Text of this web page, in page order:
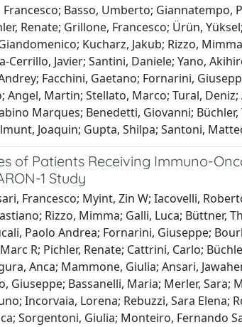
Basso, Umberto; Giannatempo,
Renate; Grillone, Francesco; Ürün,
Kucharz, Jakub; Rizzo,
Cerrillo, Javier; Santini, Daniele; Yano,
Facchini, Gaetano; Fornarini,
Angel, Martin; Stellato, Marco; Tural,
Marques; Benedetti, Giovanni;
Joaquin; Gupta, Shilpa; Santoni,
of Patients Receiving Immuno-
1 Study
Francesco; Myint, Zin W; Iacovelli,
Rizzo, Mimma; Galli, Luca; Büttner,
Paolo Andrea; Fornarini, Giuseppe;
R; Pichler, Renate; Cattrini, Carlo;
Anca; Mammone, Giulia; Ansari,
Giuseppe; Bassanelli, Maria; Merler, Sara;
Incorvaia, Lorena; Rebuzzi, Sara Elena;
Sorgentoni, Giulia; Monteiro, Fernando